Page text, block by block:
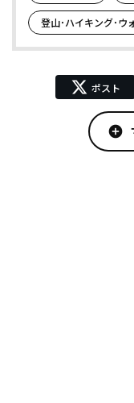
登山･ハイキング･ウ
ポスト
add_circle